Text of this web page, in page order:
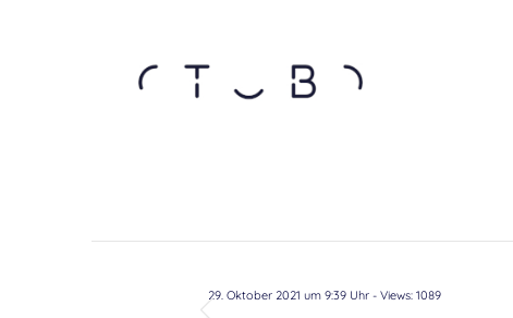
29. Oktober 2021 um 9:39 Uhr- Views: 1089